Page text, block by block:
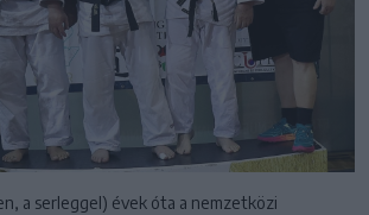
a serleggel) évek óta a nemzetközi